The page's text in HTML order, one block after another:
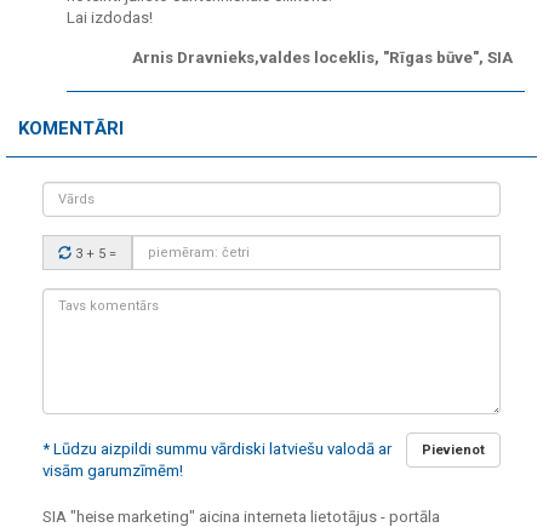
Lai izdodas!
Arnis Dravnieks,valdes loceklis, "Rīgas būve", SIA
KOMENTĀRI
Vārds
Drošības
kods:
3 + 5 =
Tavs
Pievienot
* Lūdzu aizpildi summu vārdiski latviešu valodā ar
visām garumzīmēm!
SIA "heise marketing" aicina interneta lietotājus - portāla